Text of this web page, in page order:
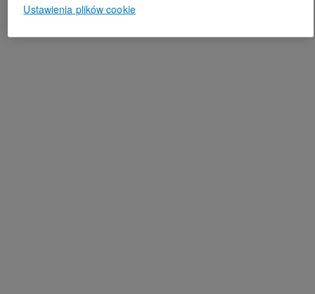
Ustawienia plików cookie